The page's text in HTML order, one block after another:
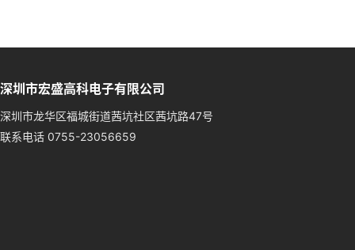
深圳市宏盛高科电子有限公司
深圳市龙华区福城街道茜坑社区茜坑路47号
联系电话 0755-23056659